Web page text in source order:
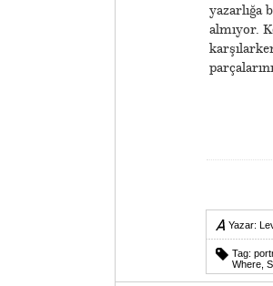
yazarlığa
almıyor.
Yazar:
Tag:
Where